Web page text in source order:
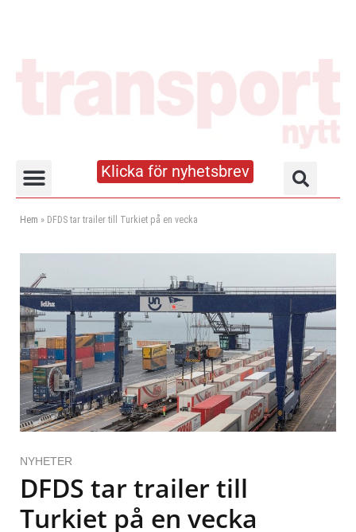
Klicka för nyhetsbrev
Hem » DFDS tar trailer till Turkiet på en vecka
NYHETER
DFDS tar trailer till
Turkiet på en vecka